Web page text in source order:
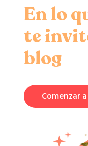
En lo
te
blog
Comenzar